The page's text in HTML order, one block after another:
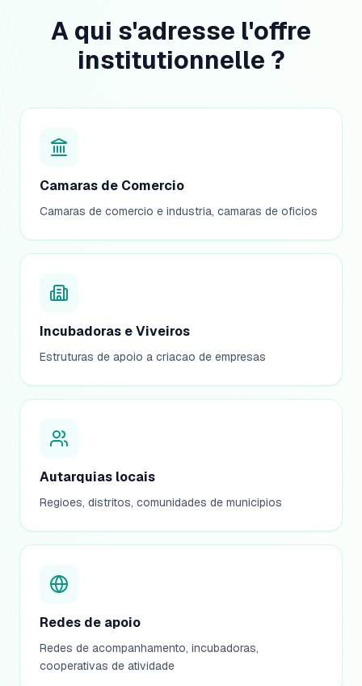
A qui s'adresse l'offre
institutionnelle ?
Camaras de Comercio
Camaras de comercio e industria, camaras de oficios
Incubadoras e Viveiros
Estruturas de apoio a criacao de empresas
Autarquias locais
Regioes, distritos, comunidades de municipios
Redes de apoio
Redes de acompanhamento, incubadoras,
cooperativas de atividade